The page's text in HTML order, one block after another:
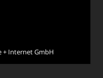
+ Internet GmbH